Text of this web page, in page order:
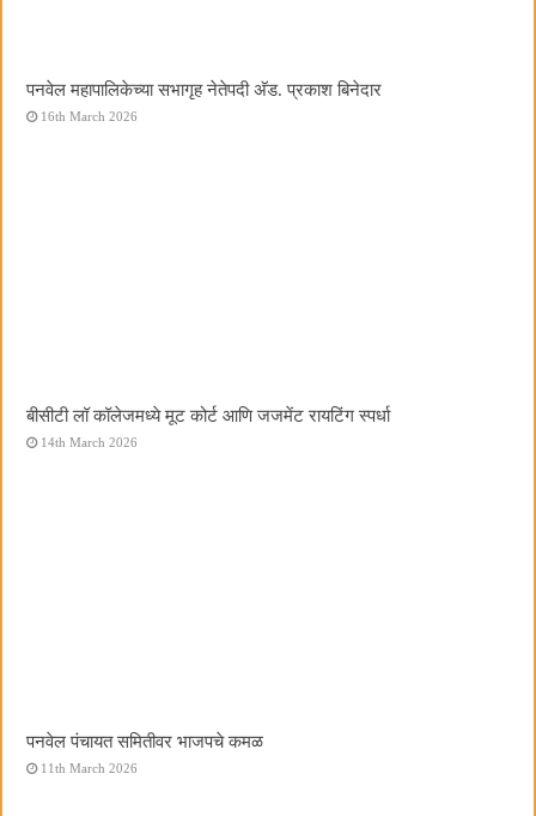
पनवेल महापालिकेच्या सभागृह नेतेपदी अ‍ॅड. प्रकाश बिनेदार
16th March 2026
बीसीटी लॉ कॉलेजमध्ये मूट कोर्ट आणि जजमेंट रायटिंग स्पर्धा
14th March 2026
पनवेल पंचायत समितीवर भाजपचे कमळ
11th March 2026